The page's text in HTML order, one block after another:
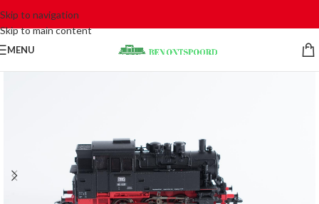
Skip to navigation
Skip to main content
MENU